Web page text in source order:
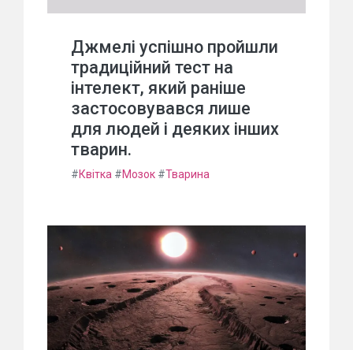
Джмелі успішно пройшли
традиційний тест на
інтелект, який раніше
застосовувався лише
для людей і деяких інших
тварин.
#Квітка #Мозок #Тварина